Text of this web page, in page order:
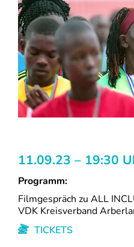
11.09.23 – 19:30
Programm:
Filmgespräch zu ALL
VDK Kreisverband
TICKETS